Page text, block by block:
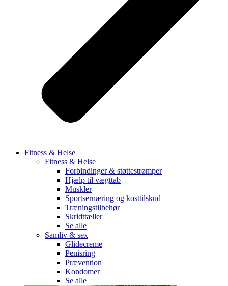
Fitness & Helse
Fitness & Helse
Forbindinger & støttestrømper
Hjælp til vægttab
Muskler
Sportsernæring og kosttilskud
Træningstilbehør
Skridttæller
Se alle
Samliv & sex
Glidecreme
Penisring
Prævention
Kondomer
Se alle